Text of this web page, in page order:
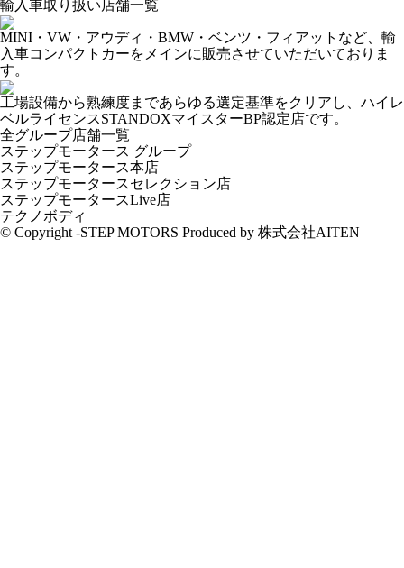
輸入車取り扱い店舗一覧
MINI・VW・アウディ・BMW・ベンツ・フィアットなど、輸
入車コンパクトカーをメインに販売させていただいておりま
す。
工場設備から熟練度まであらゆる選定基準をクリアし、ハイレ
ベルライセンスSTANDOXマイスターBP認定店です。
全グループ店舗一覧
ステップモータース グループ
ステップモータース本店
ステップモータースセレクション店
ステップモータースLive店
テクノボディ
© Copyright -STEP MOTORS Produced by 株式会社AITEN